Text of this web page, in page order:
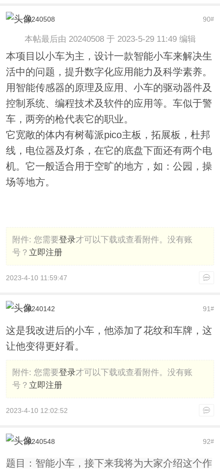
90#
20240508
本帖最后由 20240508 于 2023-5-29 11:49 编辑
本项目以小车为主， 设计一款智能小车来解决生
活中的问题，提升数字化应用能力及科学素养。
用智能传感器的原理及应用、小车的驱动器件及
控制系统、编程技术及软件的应用等。 车似于警
车，两旁的枪代表它的职业。
它宽敞的体内有树莓派pico主板，拓展板，杜邦
线，电位器及灯条，在它的底盘下面还有两个电
机。它一般适合用于空旷的地方，如：公园，操
场等地方。
附件: 您需要登录才可以下载或查看附件。没有账
号？ 立即注册
2023-4-10 11:59:47
91#
20240142
这是我改进后的小车，他添加了花纹和车牌，这
让他变得更好看。
附件: 您需要登录才可以下载或查看附件。没有账
号？ 立即注册
2023-4-10 12:02:52
92#
20240548
题目：智能小车，接下来我将为大家介绍这个作